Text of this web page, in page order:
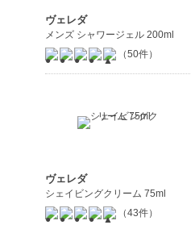
ヴェレダ
メンズ シャワージェル 200ml
（50件）
ヴェレダ
シェイビングクリーム 75ml
（43件）